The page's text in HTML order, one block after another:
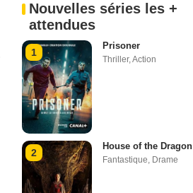
Nouvelles séries les +
attendues
1
Prisoner
Thriller,Action
2
House of the Dragon
Fantastique, Drame